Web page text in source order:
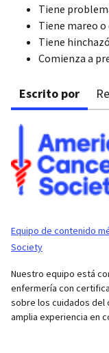
Tiene
Tiene mareo o
Tiene
Comienza a
Escrito por
Equipo de contenido
Society
Nuestro equipo está
enfermería con
sobre los cuidados del
amplia experiencia en